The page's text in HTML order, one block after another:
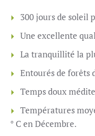
300 jours de soleil
Une excellente
La tranquillité la
Entourés de forêts
Temps doux
Températures
° C en Décembre.